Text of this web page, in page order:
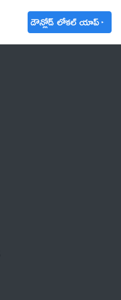
డౌన్లోడ్ లోకల్ యాప్